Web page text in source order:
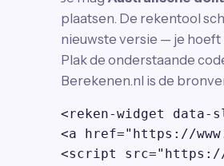
plaatsen. De rekentool
nieuwste versie — je
Plak de onderstaande
Berekenen.nl is de
<reken-widget data-
<a href="https://
<script src="https://